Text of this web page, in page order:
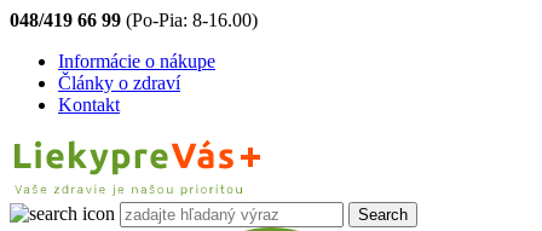
048/419 66 99 (Po-Pia: 8-16.00)
Informácie o nákupe
Články o zdraví
Kontakt